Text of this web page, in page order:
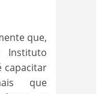
que,
capacitar
que